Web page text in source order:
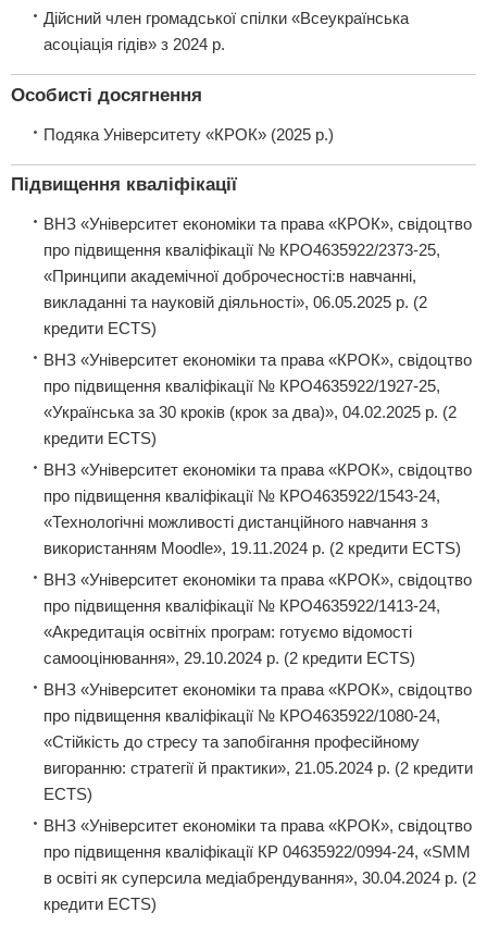
Дійсний член громадської спілки «Всеукраїнська
асоціація гідів» з 2024 р.
Особисті досягнення
Подяка Університету «КРОК» (2025 р.)
Підвищення кваліфікації
ВНЗ «Університет економіки та права «КРОК», свідоцтво
про підвищення кваліфікації № КРО4635922/2373-25,
«Принципи академічної доброчесності:в навчанні,
викладанні та науковій діяльності», 06.05.2025 р. (2
кредити ECTS)
ВНЗ «Університет економіки та права «КРОК», свідоцтво
про підвищення кваліфікації № КРО4635922/1927-25,
«Українська за 30 кроків (крок за два)», 04.02.2025 р. (2
кредити ECTS)
ВНЗ «Університет економіки та права «КРОК», свідоцтво
про підвищення кваліфікації № КРО4635922/1543-24,
«Технологічні можливості дистанційного навчання з
використанням Moodle», 19.11.2024 р. (2 кредити ECTS)
ВНЗ «Університет економіки та права «КРОК», свідоцтво
про підвищення кваліфікації № КРО4635922/1413-24,
«Акредитація освітніх програм: готуємо відомості
самооцінювання», 29.10.2024 р. (2 кредити ECTS)
ВНЗ «Університет економіки та права «КРОК», свідоцтво
про підвищення кваліфікації № КРО4635922/1080-24,
«Стійкість до стресу та запобігання професійному
вигоранню: стратегії й практики», 21.05.2024 р. (2 кредити
ECTS)
ВНЗ «Університет економіки та права «КРОК», свідоцтво
про підвищення кваліфікації КР 04635922/0994-24, «SMM
в освіті як суперсила медіабрендування», 30.04.2024 р. (2
кредити ECTS)